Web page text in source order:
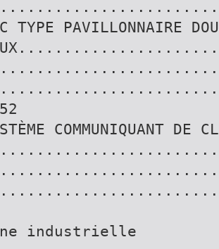
TYPE PAVILLONNAIRE
COMMUNIQUANT DE
industrielle